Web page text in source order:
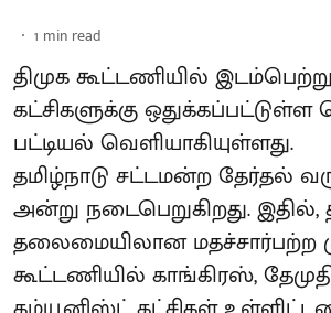
1 min read
திமுக கூட்டணியில்
கட்சிகளுக்கு
பட்டியல் வெளியாகியுள்ளது.
தமிழ்நாடு சட்டமன்ற தேர்தல்
அன்று நடைபெறுகிறது. இதில்,
தலைமையிலான மதச்சார்பற்ற
கூட்டணியில் காங்கிரஸ்,